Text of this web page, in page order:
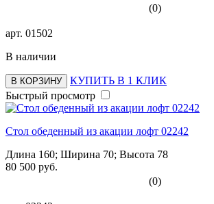
(0)
арт. 01502
В наличии
В КОРЗИНУ
КУПИТЬ В 1 КЛИК
Быстрый просмотр
Стол обеденный из акации лофт 02242
Длина 160; Ширина 70; Высота 78
80 500 руб.
(0)